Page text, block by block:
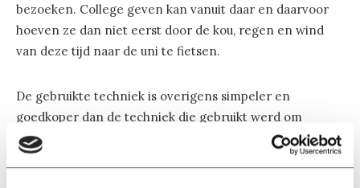
bezoeken. College geven kan vanuit daar en daarvoor
hoeven ze dan niet eerst door de kou, regen en wind
van deze tijd naar de uni te fietsen.
De gebruikte techniek is overigens simpeler en
goedkoper dan de techniek die gebruikt werd om
Micheal Jackson weer even tot leven te wekken bij de
Billboard Awards van 2014, of die van Princess Leia in